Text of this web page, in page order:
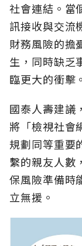
社會連結。當
訊接收與交流
財務風險的擔
生，同時缺乏
臨更大的衝擊。
國泰人壽建議
將「檢視社會
規劃同等重要
繫的親友人數
保風險準備時
立無援。